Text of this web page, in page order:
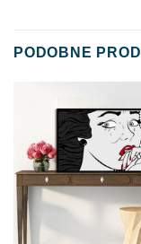
PODOBNE